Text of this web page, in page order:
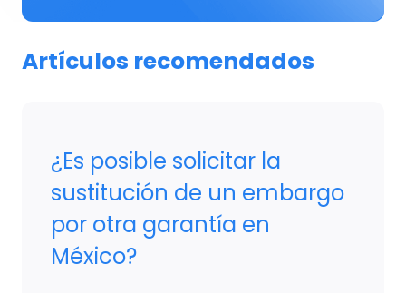
Artículos recomendados
¿Es posible solicitar la
sustitución de un embargo
por otra garantía en
México?